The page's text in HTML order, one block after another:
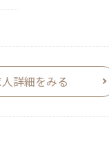
詳細をみる